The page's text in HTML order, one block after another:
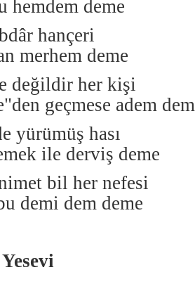
hemdem deme
hançeri
merhem deme
değildir her kişi
geçmese adem
yürümüş hası
ile derviş deme
bil her nefesi
demi dem deme